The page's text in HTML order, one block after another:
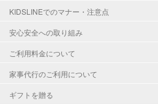
病児対応
KIDSLINEでのマナー・注意点
安心安全への取り組み
ご利用料金について
家事代行のご利用について
ギフトを贈る